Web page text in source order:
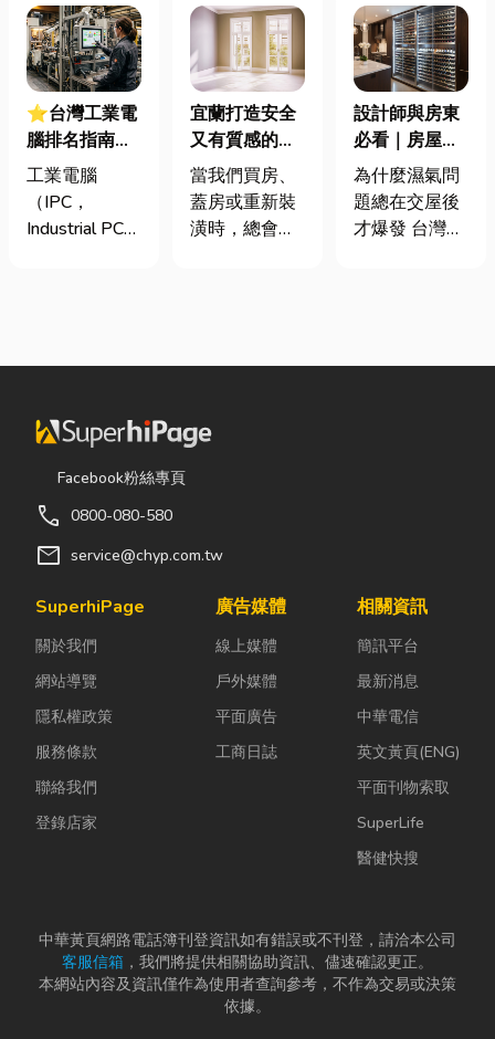
⭐台灣工業電
腦排名指南：
台灣三大工業
電腦龍頭有哪
些？工廠採購
工業電腦
（IPC，
Industrial PC）
的硬體運算平
業業主在導入
自動化或升級
智慧工廠時，
般的家用或商
用桌機湊合。
機無法應付高
續震動...
宜蘭打造安全
又有質感的
家，從專業門
窗開始
當我們買房、
蓋房或重新裝
潢時，總會把
天都在使用的
門窗不只是遮
通風與生活品
氣候潮濕多
又美觀的門窗
產品，更是
打...
設計師與房東
必看｜房屋濕
氣重怎麼辦？
全屋除濕機＋
全熱交換器整
為什麼濕氣問
題總在交屋後
才爆發 台灣氣
同步規劃空氣
藏最怕潮濕，
好，發霉、
變...
Facebook粉絲專頁
call 0800-080-580
mail service@chyp.com.tw
SuperhiPage
關於我們
網站導覽
隱私權政策
服務條款
聯絡我們
登錄店家
廣告媒體
線上媒體
戶外媒體
平面廣告
工商日誌
相關資訊
簡訊平台
最新消息
中華電信
英文黃頁(ENG)
平面刊物索取
SuperLife
醫健快搜
中華黃頁網路電話簿刊登資訊如有錯誤或不刊登，請洽本公司
客服信箱 ，我們將提供相關協助資訊、儘速確認更正。
本網站內容及資訊僅作為使用者查詢參考，不作為交易或決策
依據。